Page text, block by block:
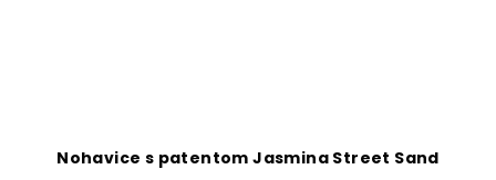
Nohavice s patentom Jasmina Street Sand